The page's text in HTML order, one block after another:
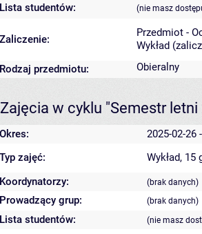
Lista studentów:
(nie masz
Zaliczenie:
Przedmiot -
Wykład
Rodzaj przedmiotu:
Obieralny
Zajęcia w cyklu "Semestr
Okres:
2025-02-26
Typ zajęć:
Wykład, 15
Koordynatorzy:
(brak danych)
Prowadzący grup: (brak danych)
Lista studentów: (nie masz